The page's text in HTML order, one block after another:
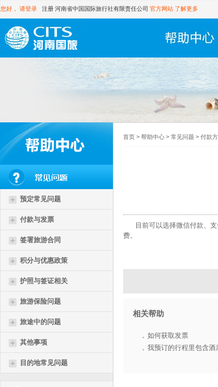
您好， 请登录 注册 河南省中国国际旅行社有限责任公司 官方网站 了解更多
预定常见问题
付款与发票
签署旅游合同
积分与优惠政策
护照与签证相关
旅游保险问题
旅途中的问题
其他事项
目的地常见问题
首页 > 帮助中心 > 常见问题 > 付款
目前可以选择微信付款、
费。
相关帮助
如何获取发票
我预订的行程里包含酒